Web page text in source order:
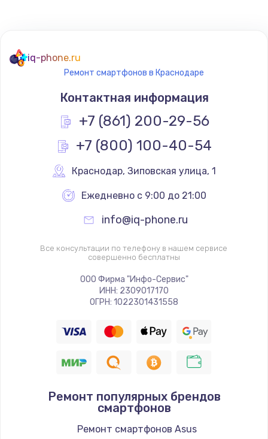
iq-phone.ru
Ремонт смартфонов в Краснодаре
Контактная информация
+7 (861) 200-29-56
+7 (800) 100-40-54
Краснодар, Зиповская улица, 1
Ежедневно с 9:00 до 21:00
info@iq-phone.ru
Все консультации по телефону в нашем сервисе
совершенно бесплатны
ООО Фирма "Инфо-Сервис"
ИНН: 2309017170
ОГРН: 1022301431558
Ремонт популярных брендов
смартфонов
Ремонт смартфонов Asus